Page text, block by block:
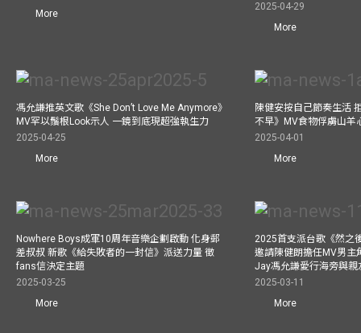
More
2025-04-29
More
馮允謙推英文歌《She Don’t Love Me Anymore》
MV罕以鬚根Look示人 一鏡到底現超強執生力
2025-04-25
More
陳健安按自己節奏生活
不早》MV食物俘虜山羊
2025-04-01
More
Nowhere Boys成軍10周年音樂企劃啟動 化身郵
差叔叔 新歌《給失敗者的一封信》派送力量 徵
fans信決定主題
2025-03-25
More
2025首支派台歌《然之
邀請陳健朗擔任MV男主
Jay馮允謙愛行海旁與
2025-03-11
More